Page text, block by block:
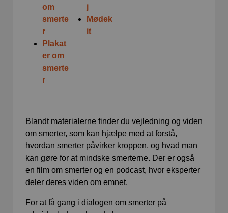
om
smerte
r
Plakat
er om
smerte
r
j
Mødek
it
Blandt materialerne finder du vejledning og viden
om smerter, som kan hjælpe med at forstå,
hvordan smerter påvirker kroppen, og hvad man
kan gøre for at mindske smerterne. Der er også
en film om smerter og en podcast, hvor eksperter
deler deres viden om emnet.
For at få gang i dialogen om smerter på